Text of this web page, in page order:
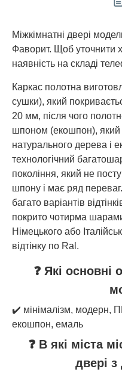
Міжкімнатні двері
Фаворит. Щоб уточнити
наявність на складі
Каркас полотна
сушки), який
20 мм, після чого
шпоном (екошпон), який
натурального дерева і
технологічний
покоління, який не
шпону і має ряд
багато варіантів
покрито чотирма
Німецького або
відтінку по Ral.
❓ Які основні
✔️ мінімалізм, модерн,
екошпон, емаль
❓ В які міста
двері